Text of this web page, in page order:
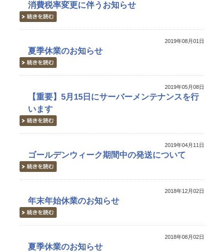
消費税率変更に伴うお知らせ
2019年08月01日
夏季休業のお知らせ
2019年05月08日
【重要】5月15日にサーバーメンテナンスを行
います
2019年04月11日
ゴールデンウィーク期間中の発送について
2018年12月02日
年末年始休業のお知らせ
2018年08月02日
夏季休業のお知らせ